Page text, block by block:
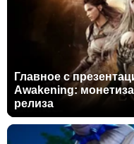
Главное с
Awakening:
релиза